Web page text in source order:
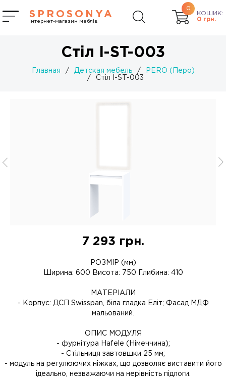
SPROSONYA
інтернет-магазин меблів
0
КОШИК:
0 грн.
Стіл I-ST-003
Главная / Детская мебель /
PERO (Перо)
/
Стіл I-ST-003
7 293 грн.
РОЗМІР (мм)
Ширина: 600 Висота: 750 Глибина: 410
МАТЕРІАЛИ
- Корпус: ДСП Swisspan, біла гладка Еліт; Фасад МДФ
мальований.
ОПИС МОДУЛЯ
- фурнітура Hafele (Німеччина);
- Стільниця завтовшки 25 мм;
- модуль на регулюючих ніжках, що дозволяє виставити його
ідеально, незважаючи на нерівність підлоги.